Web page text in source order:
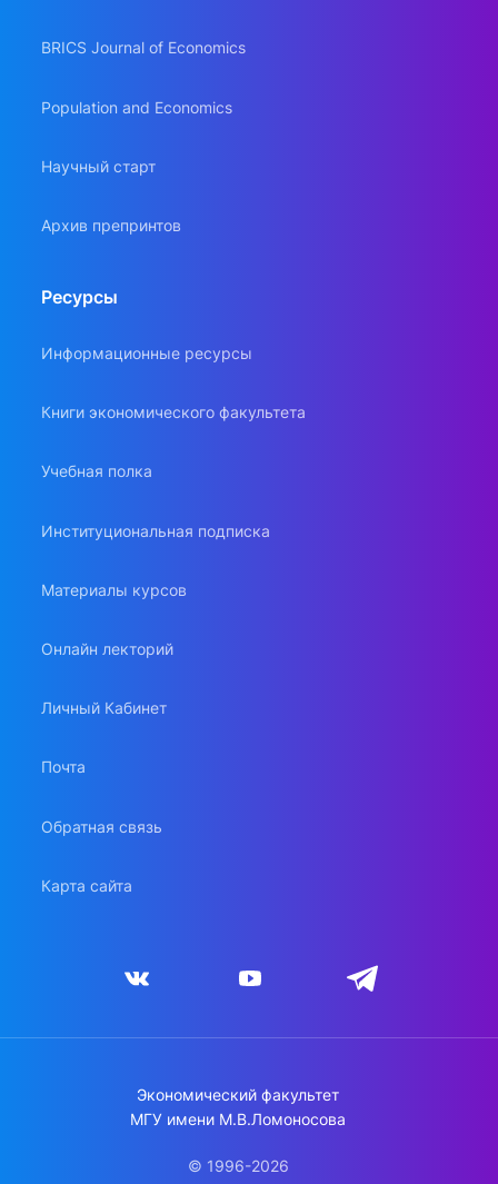
BRICS Journal of Economics
Population and Economics
Научный старт
Архив препринтов
Ресурсы
Информационные ресурсы
Книги экономического факультета
Учебная полка
Институциональная подписка
Материалы курсов
Онлайн лекторий
Личный Кабинет
Почта
Обратная связь
Карта сайта
Экономический факультет
МГУ имени М.В.Ломоносова
© 1996-2026